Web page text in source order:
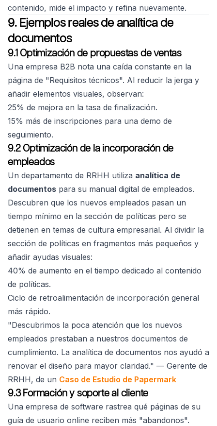
contenido, mide el impacto y refina nuevamente.
9. Ejemplos reales de analítica de
documentos
9.1 Optimización de propuestas de ventas
Una empresa B2B nota una caída constante en la
página de "Requisitos técnicos". Al reducir la jerga y
añadir elementos visuales, observan:
25% de mejora en la tasa de finalización.
15% más de inscripciones para una demo de
seguimiento.
9.2 Optimización de la incorporación de
empleados
Un departamento de RRHH utiliza analítica de
documentos para su manual digital de empleados.
Descubren que los nuevos empleados pasan un
tiempo mínimo en la sección de políticas pero se
detienen en temas de cultura empresarial. Al dividir la
sección de políticas en fragmentos más pequeños y
añadir ayudas visuales:
40% de aumento en el tiempo dedicado al contenido
de políticas.
Ciclo de retroalimentación de incorporación general
más rápido.
"Descubrimos la poca atención que los nuevos
empleados prestaban a nuestros documentos de
cumplimiento. La analítica de documentos nos ayudó a
renovar el diseño para mayor claridad." — Gerente de
RRHH, de un Caso de Estudio de Papermark
9.3 Formación y soporte al cliente
Una empresa de software rastrea qué páginas de su
guía de usuario online reciben más "abandonos".